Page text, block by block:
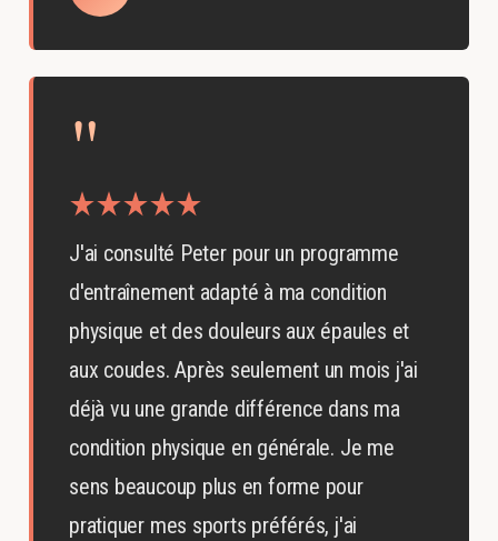
"
J'ai consulté Peter pour un programme
d'entraînement adapté à ma condition
physique et des douleurs aux épaules et
aux coudes. Après seulement un mois j'ai
déjà vu une grande différence dans ma
condition physique en générale. Je me
sens beaucoup plus en forme pour
pratiquer mes sports préférés, j'ai